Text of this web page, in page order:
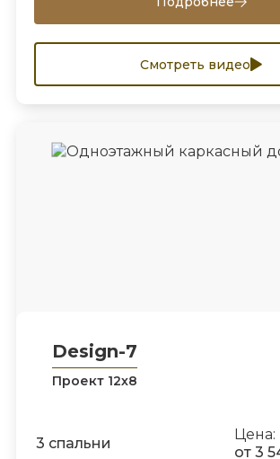
Смотреть видео
Design-7
Проект 12х8
3 спальни
Цена:
от 3